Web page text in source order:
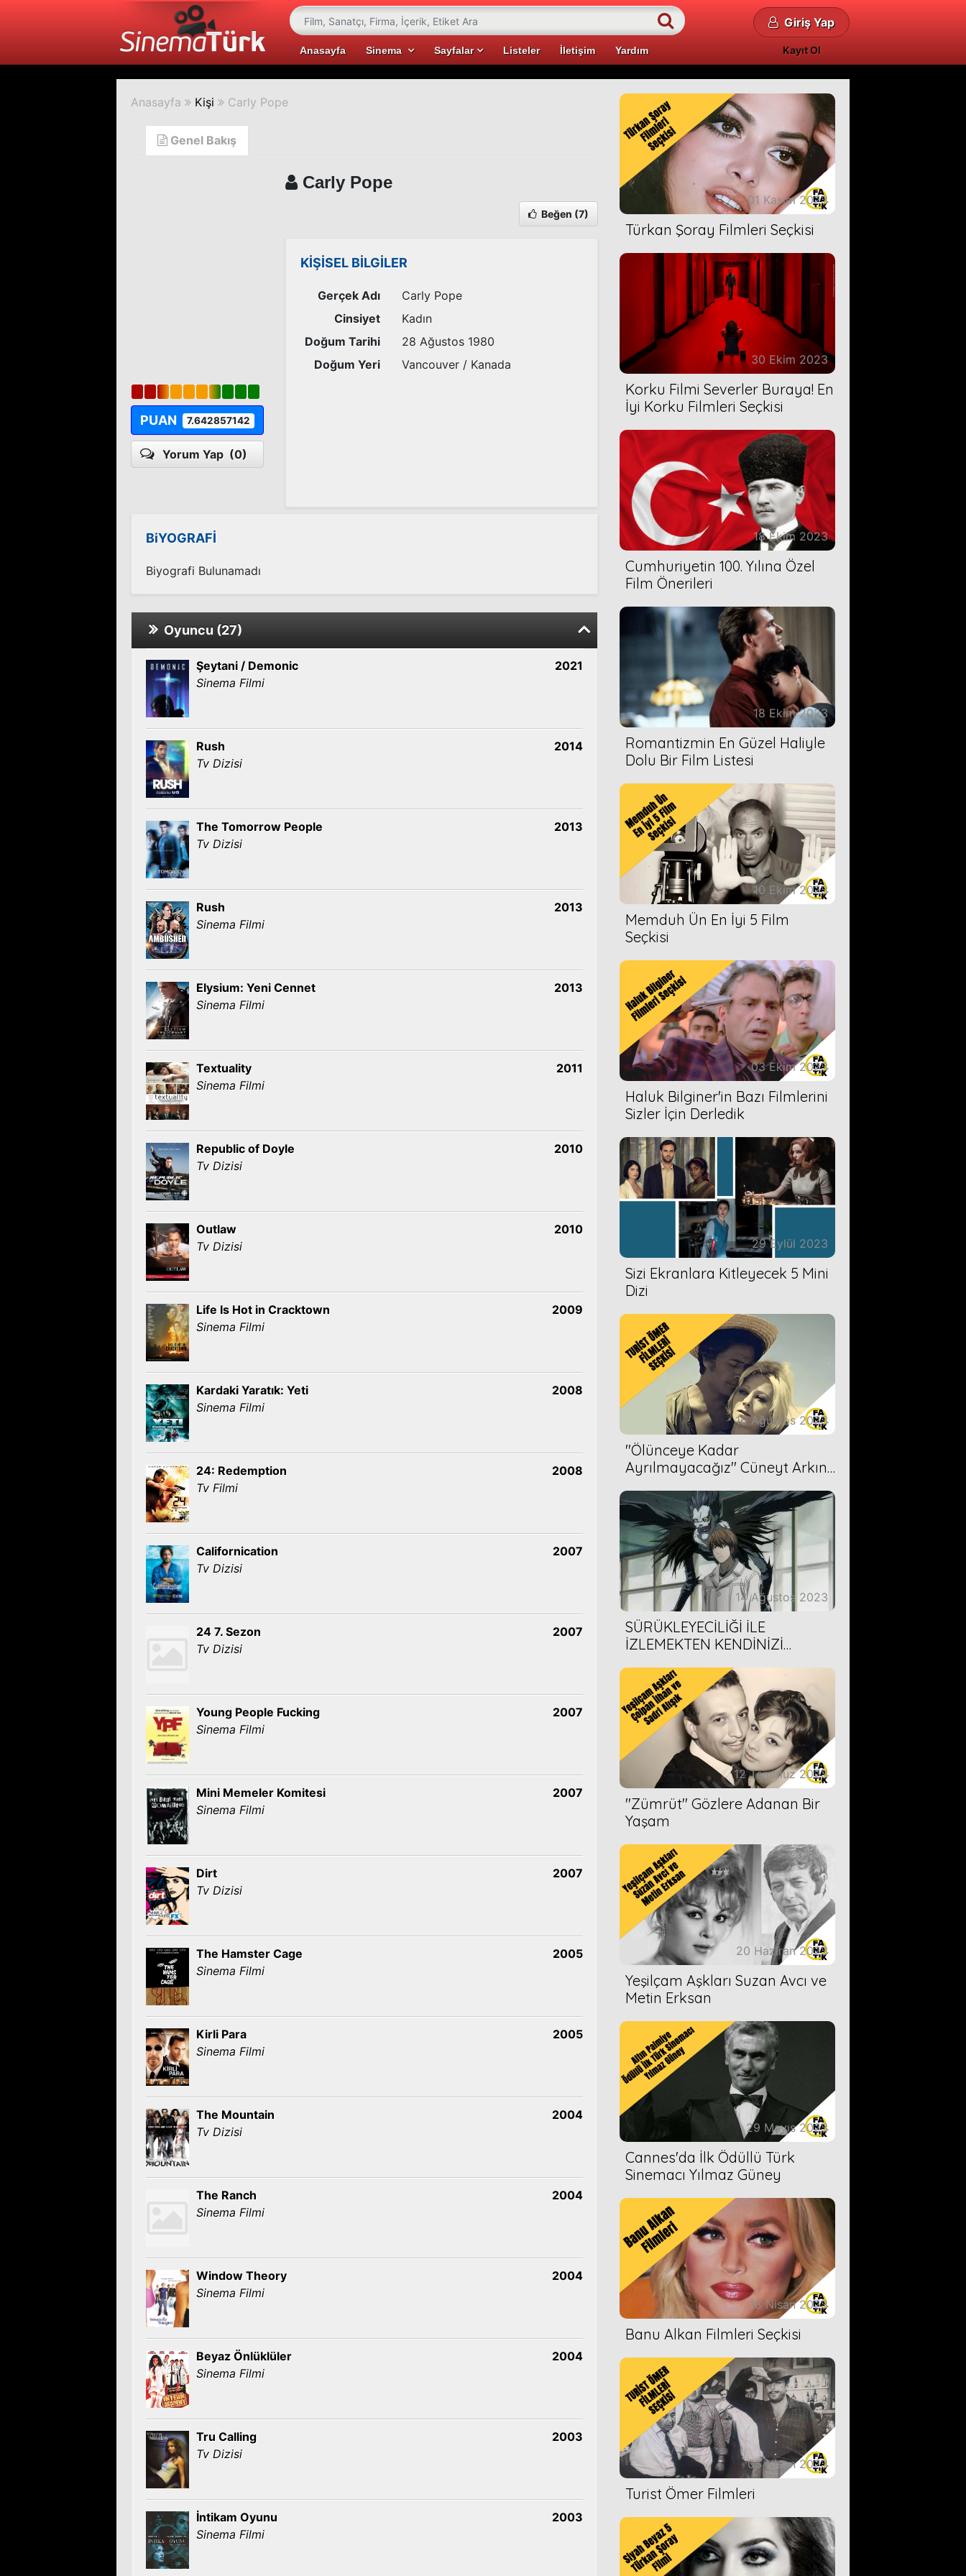
Anasayfa Sinema Sayfalar Listeler İletişim Yardım
Giriş Yap
Kayıt Ol
Anasayfa Kişi Carly Pope
Genel Bakış
PUAN 7.642857142
Yorum Yap (0)
Carly Pope
Beğen (7)
KİŞİSEL BİLGİLER
Gerçek Adı
Carly Pope
Cinsiyet
Kadın
Doğum Tarihi
28 Ağustos 1980
Doğum Yeri
Vancouver / Kanada
BiYOGRAFİ
Biyografi Bulunamadı
Oyuncu (27)
Şeytani / Demonic
Sinema Filmi
2021
Rush
Tv Dizisi
2014
The Tomorrow People
Tv Dizisi
2013
Rush
Sinema Filmi
2013
Elysium: Yeni Cennet
Sinema Filmi
2013
Textuality
Sinema Filmi
2011
Republic of Doyle
Tv Dizisi
2010
Outlaw
Tv Dizisi
2010
Life Is Hot in Cracktown
Sinema Filmi
2009
Kardaki Yaratık: Yeti
Sinema Filmi
2008
24: Redemption
Tv Filmi
2008
Californication
Tv Dizisi
2007
24 7. Sezon
Tv Dizisi
2007
Young People Fucking
Sinema Filmi
2007
Mini Memeler Komitesi
Sinema Filmi
2007
Dirt
Tv Dizisi
2007
The Hamster Cage
Sinema Filmi
2005
Kirli Para
Sinema Filmi
2005
The Mountain
Tv Dizisi
2004
The Ranch
Sinema Filmi
2004
Window Theory
Sinema Filmi
2004
Beyaz Önlüklüler
Sinema Filmi
2004
Tru Calling
Tv Dizisi
2003
İntikam Oyunu
Sinema Filmi
2003
01 Kasım 2023
Türkan Şoray Filmleri Seçkisi
30 Ekim 2023
Korku Filmi Severler Buraya! En
İyi Korku Filmleri Seçkisi
18 Ekim 2023
Cumhuriyetin 100. Yılına Özel
Film Önerileri
18 Ekim 2023
Romantizmin En Güzel Haliyle
Dolu Bir Film Listesi
10 Ekim 2023
Memduh Ün En İyi 5 Film
Seçkisi
03 Ekim 2023
Haluk Bilginer'in Bazı Filmlerini
Sizler İçin Derledik
29 Eylül 2023
Sizi Ekranlara Kitleyecek 5 Mini
Dizi
16 Ağustos 2023
''Ölünceye Kadar
Ayrılmayacağız'' Cüneyt Arkın-
14 Ağustos 2023
SÜRÜKLEYECİLİĞİ İLE
İZLEMEKTEN KENDİNİZİ
ÖNERİMİZ
12 Temmuz 2023
''Zümrüt'' Gözlere Adanan Bir
Yaşam
20 Haziran 2023
Yeşilçam Aşkları Suzan Avcı ve
Metin Erksan
29 Mayıs 2023
Cannes'da İlk Ödüllü Türk
Sinemacı Yılmaz Güney
18 Nisan 2023
Banu Alkan Filmleri Seçkisi
05 Nisan 2023
Turist Ömer Filmleri